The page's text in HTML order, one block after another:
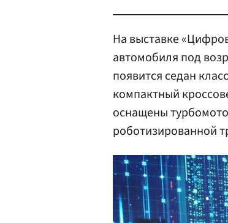
На выставке
автомобиля под
появится седан
компактный
оснащены
роботизированной